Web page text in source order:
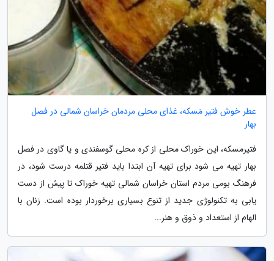
عطر خوش فتیر مَسکه، غذای محلی مردمان خراسان شمالی در فصل
بهار
فتیرمسکه، این خوراک محلی از کره محلی گوسفندی و یا گاوی در فصل
بهار تهیه می شود برای تهیه آن ابتدا باید فتیر قتلمه درست شود، در
فرهنگ بومی مردم استان خراسان شمالی تهیه خوراک تا پیش از دست
یابی به تکنولوژی جدید از تنوع بسیاری برخوردار بوده است. زنان با
الهام از استعداد و ذوق و هنر...